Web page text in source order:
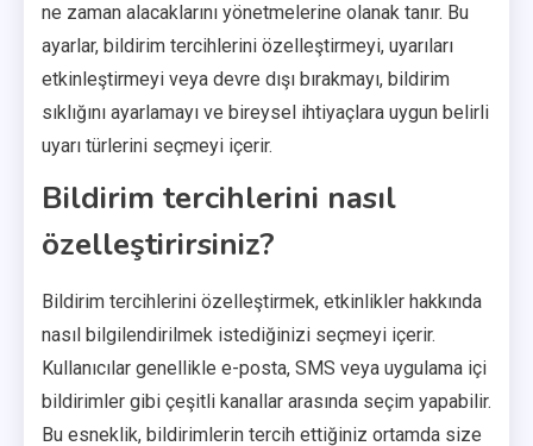
ne zaman alacaklarını yönetmelerine olanak tanır. Bu
ayarlar, bildirim tercihlerini özelleştirmeyi, uyarıları
etkinleştirmeyi veya devre dışı bırakmayı, bildirim
sıklığını ayarlamayı ve bireysel ihtiyaçlara uygun belirli
uyarı türlerini seçmeyi içerir.
Bildirim tercihlerini nasıl
özelleştirirsiniz?
Bildirim tercihlerini özelleştirmek, etkinlikler hakkında
nasıl bilgilendirilmek istediğinizi seçmeyi içerir.
Kullanıcılar genellikle e-posta, SMS veya uygulama içi
bildirimler gibi çeşitli kanallar arasında seçim yapabilir.
Bu esneklik, bildirimlerin tercih ettiğiniz ortamda size